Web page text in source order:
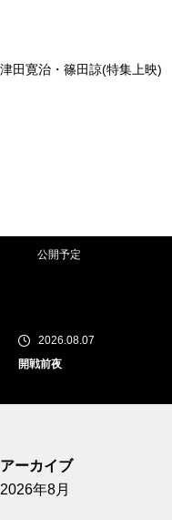
津田寛治・篠田諒(特集上映)
公開予定
2026.08.07
開戦前夜
アーカイブ
2026年8月